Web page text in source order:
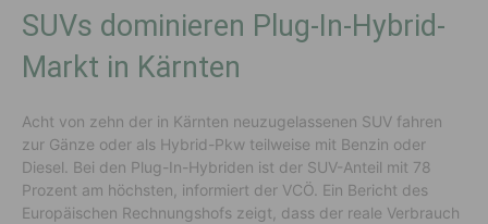
SUVs dominieren Plug-In-Hybrid-
Markt in Kärnten
Acht von zehn der in Kärnten neuzugelassenen SUV fahren
zur Gänze oder als Hybrid-Pkw teilweise mit Benzin oder
Diesel. Bei den Plug-In-Hybriden ist der SUV-Anteil mit 78
Prozent am höchsten, informiert der VCÖ. Ein Bericht des
Europäischen Rechnungshofs zeigt, dass der reale Verbrauch